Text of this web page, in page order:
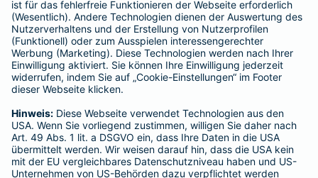
Kranken-Zusatzversicherung
Tierversicherungen
Haftpflichtversicherung
Hausratversicherung
Adresse ändern
Schaden melden
Kilometerstandsmeldung
Serviceübersicht